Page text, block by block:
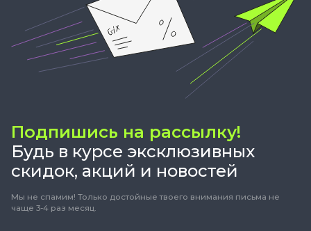
Подпишись на рассылку!
Будь в курсе эксклюзивных
скидок, акций и новостей
Мы не спамим! Только достойные твоего внимания письма не
чаще 3-4 раз месяц.